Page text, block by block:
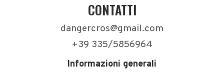
CONTATTI
dangercros@gmail.com
+39 335/5856964
Informazioni generali